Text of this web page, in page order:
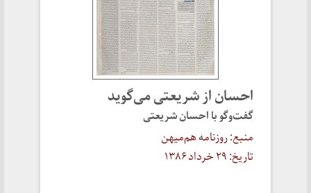
احسان از شریعتی می‌گوید
گفت‌وگو با احسان شریعتی
منبع: روزنامه هم‌میهن
تاریخ: ۲۹ خرداد ۱۳۸۶